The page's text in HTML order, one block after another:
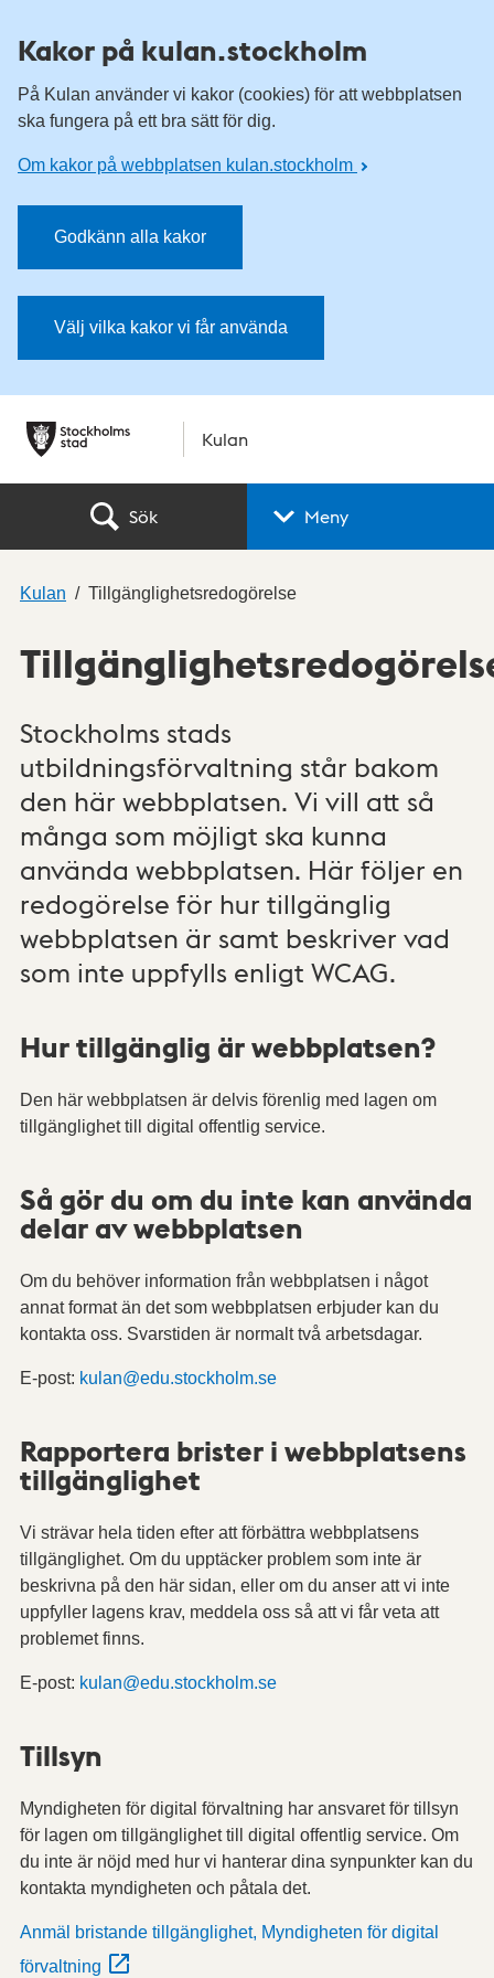
Kakor på kulan.stockholm
På Kulan använder vi kakor (cookies) för att webbplatsen
ska fungera på ett bra sätt för dig.
Om kakor på webbplatsen kulan.stockholm
Godkänn alla kakor
Välj vilka kakor vi får använda
Kulan
Sök Meny
Kulan Tillgänglighetsredogörelse
Stockholms stads
utbildningsförvaltning står bakom
den här webbplatsen. Vi vill att så
många som möjligt ska kunna
använda webbplatsen. Här följer en
redogörelse för hur tillgänglig
webbplatsen är samt beskriver vad
som inte uppfylls enligt WCAG.
Hur tillgänglig är webbplatsen?
Den här webbplatsen är delvis förenlig med lagen om
tillgänglighet till digital offentlig service.
Så gör du om du inte kan använda
delar av webbplatsen
Om du behöver information från webbplatsen i något
annat format än det som webbplatsen erbjuder kan du
kontakta oss. Svarstiden är normalt två arbetsdagar.
E-post: kulan@edu.stockholm.se
Rapportera brister i webbplatsens
tillgänglighet
Vi strävar hela tiden efter att förbättra webbplatsens
tillgänglighet. Om du upptäcker problem som inte är
beskrivna på den här sidan, eller om du anser att vi inte
uppfyller lagens krav, meddela oss så att vi får veta att
problemet finns.
E-post: kulan@edu.stockholm.se
Tillsyn
Myndigheten för digital förvaltning har ansvaret för tillsyn
för lagen om tillgänglighet till digital offentlig service. Om
du inte är nöjd med hur vi hanterar dina synpunkter kan du
kontakta myndigheten och påtala det.
Anmäl bristande tillgänglighet, Myndigheten för digital
förvaltning